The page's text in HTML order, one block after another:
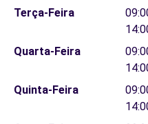
Terça-Feira
Quarta-Feira
Quinta-Feira